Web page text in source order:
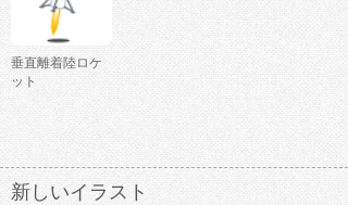
垂直離着陸ロケ
ット
新しいイラスト